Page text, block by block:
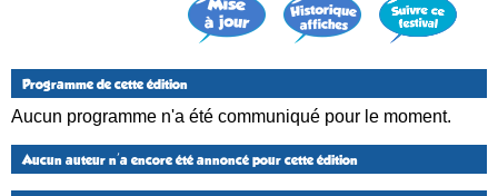
Programme de cette édition
Aucun programme n'a été communiqué pour le moment.
Aucun auteur n'a encore été annoncé pour cette édition